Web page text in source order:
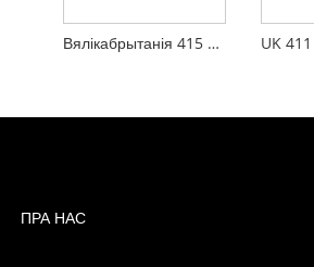
Вялікабрытанія 415 Клеммная калодка размеркавання электраэнергіі, клеммная калодка з малым шрубай
ПРА НАС